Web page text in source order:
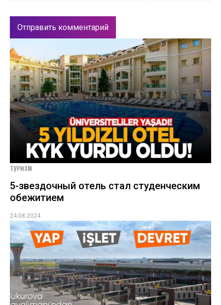
ТУРИЗМ
5-звездочный отель стал студенческим
обежитием
24.08.2024